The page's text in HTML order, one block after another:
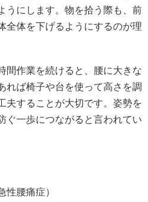
うにします。物を拾う際も、前
全体を下げるようにするのが理
間作業を続けると、腰に大きな
れば椅子や台を使って高さを調
夫することが大切です。姿勢を
ぐ一歩につながると言われてい
性腰痛症）